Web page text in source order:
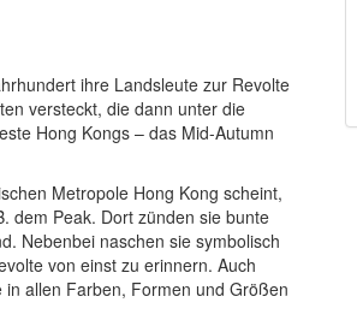
ihre Landsleute zur Revolte
versteckt, die dann unter die
Hong Kongs – das Mid-Autumn
Metropole Hong Kong scheint,
dem Peak. Dort zünden sie bunte
Nebenbei naschen sie symbolisch
von einst zu erinnern. Auch
allen Farben, Formen und Größen